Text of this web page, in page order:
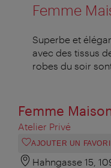
Femme
Superbe et
avec des tissus
robes du soir
Femme
Atelier Privé
AJOUTER UN FAVORI
Hahngasse 15,